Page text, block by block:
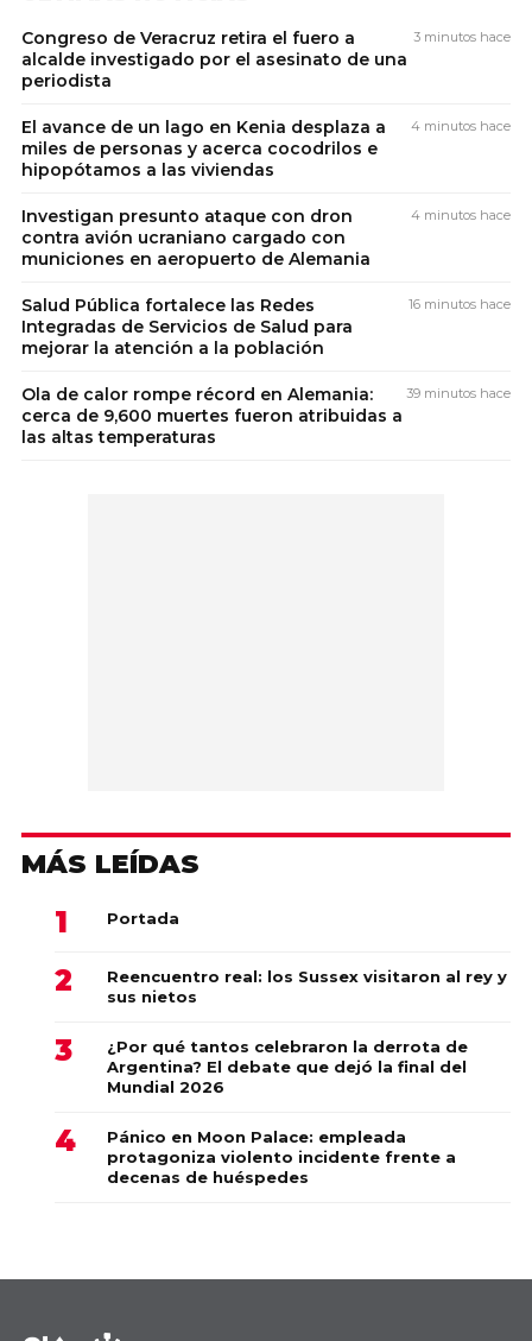
Congreso de Veracruz retira el fuero a
alcalde investigado por el asesinato de una
periodista
3 minutos hace
El avance de un lago en Kenia desplaza a
miles de personas y acerca cocodrilos e
hipopótamos a las viviendas
4 minutos hace
Investigan presunto ataque con dron
contra avión ucraniano cargado con
municiones en aeropuerto de Alemania
4 minutos hace
Salud Pública fortalece las Redes
Integradas de Servicios de Salud para
mejorar la atención a la población
16 minutos hace
Ola de calor rompe récord en Alemania:
cerca de 9,600 muertes fueron atribuidas a
las altas temperaturas
39 minutos hace
MÁS LEÍDAS
Portada
Reencuentro real: los Sussex visitaron al rey y
sus nietos
¿Por qué tantos celebraron la derrota de
Argentina? El debate que dejó la final del
Mundial 2026
Pánico en Moon Palace: empleada
protagoniza violento incidente frente a
decenas de huéspedes